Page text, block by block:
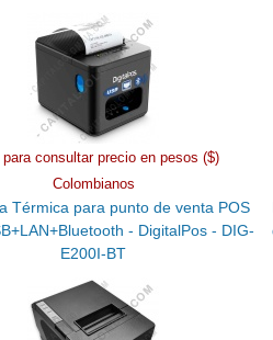
consultar precio en pesos ($)
Colombianos
Térmica para punto de venta POS
- DigitalPos - DIG-
E200I-BT